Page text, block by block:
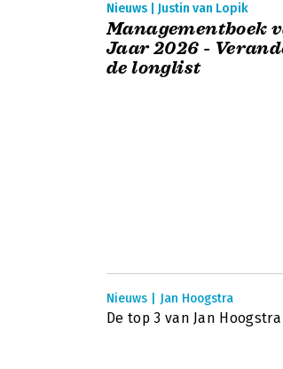
Nieuws | Justin van Lopik
Managementboek
Jaar 2026 -
de longlist
Nieuws | Jan Hoogstra
De top 3 van Jan Hoogstra